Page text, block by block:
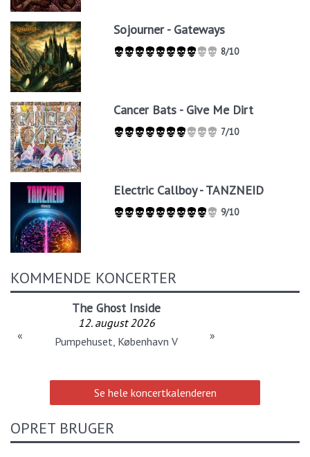
Sojourner - Gateways
8/10
Cancer Bats - Give Me Dirt
7/10
Electric Callboy - TANZNEID
9/10
KOMMENDE KONCERTER
The Ghost Inside
12. august 2026
Pumpehuset, København V
« »
Se hele koncertkalenderen
OPRET BRUGER